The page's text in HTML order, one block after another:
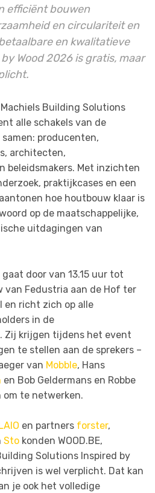
efficiënt bouwen
en circulariteit en
en kwalitatieve
Wood 2026 is gratis, maar
Machiels Building Solutions
alle schakels van de
producenten,
architecten,
beleidsmakers. Met inzichten
praktijkcases en een
hoe houtbouw klaar is
op de maatschappelijke,
uitdagingen van
gaat door van 13.15 uur tot
van Fedustria aan de Hof ter
en richt zich op alle
in de
Zij krijgen tijdens het event
te stellen aan de sprekers –
van Mobble, Hans
en Bob Geldermans en Robbe
om te netwerken.
en partners forster,
Sto konden WOOD.BE,
Solutions Inspired by
is wel verplicht. Dat kan
je ook het volledige